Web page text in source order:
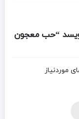
“حب معجون
موردنیاز